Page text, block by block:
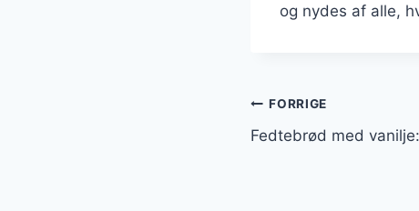
og nydes af alle,
FORRIGE
Fedtebrød med